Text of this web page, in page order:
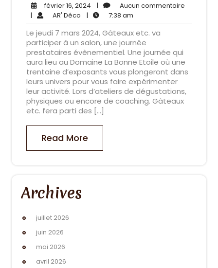
février 16, 2024 février
16,
2024
| Aucun commentaire
| AR' Déco AR'
Déco
| 7:38 am
am
Le jeudi 7 mars 2024, Gâteaux etc. va
participer à un salon, une journée
prestataires évènementiel. Une journée qui
aura lieu au Domaine La Bonne Etoile où une
trentaine d’exposants vous plongeront dans
leurs univers pour vous faire expérimenter
leur activité. Lors d’ateliers de dégustations,
physiques ou encore de coaching. Gâteaux
etc. fera parti des […]
Read More
Archives
juillet 2026
juin 2026
mai 2026
avril 2026